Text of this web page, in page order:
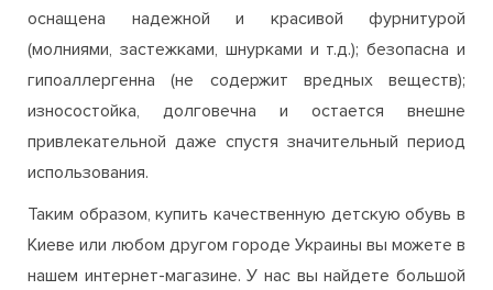
оснащена надежной и красивой фурнитурой
(молниями, застежками, шнурками и т.д.); безопасна и
гипоаллергенна (не содержит вредных веществ);
износостойка, долговечна и остается внешне
привлекательной даже спустя значительный период
использования.
Таким образом, купить качественную детскую обувь в
Киеве или любом другом городе Украины вы можете в
нашем интернет-магазине. У нас вы найдете большой